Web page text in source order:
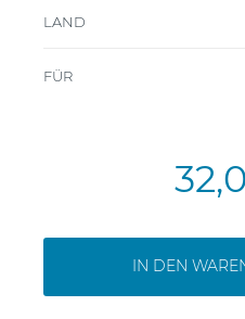
LAND
FÜR
IN DEN